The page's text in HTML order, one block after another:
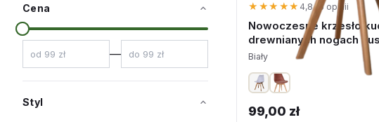
Cena
—
Styl
★★★★★
★★★★★ 4,8 · 5 opinii
Nowoczesne krzesło
drewnianych nogach
Biały
99,00 zł